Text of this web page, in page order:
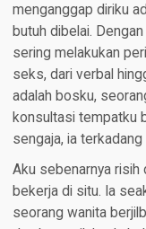
menganggap diriku
butuh dibelai.
sering melakukan
seks, dari verbal
adalah bosku,
konsultasi tempatku
sengaja, ia
Aku sebenarnya risih
bekerja di situ. Ia
seorang wanita